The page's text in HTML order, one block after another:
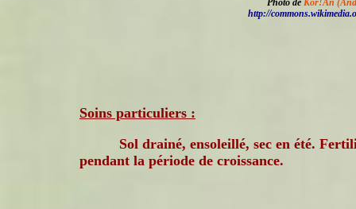
Photo de Kor!An
http://
Soins particuliers :
Sol drainé, ensoleillé, sec en été.
pendant la période de croissance.